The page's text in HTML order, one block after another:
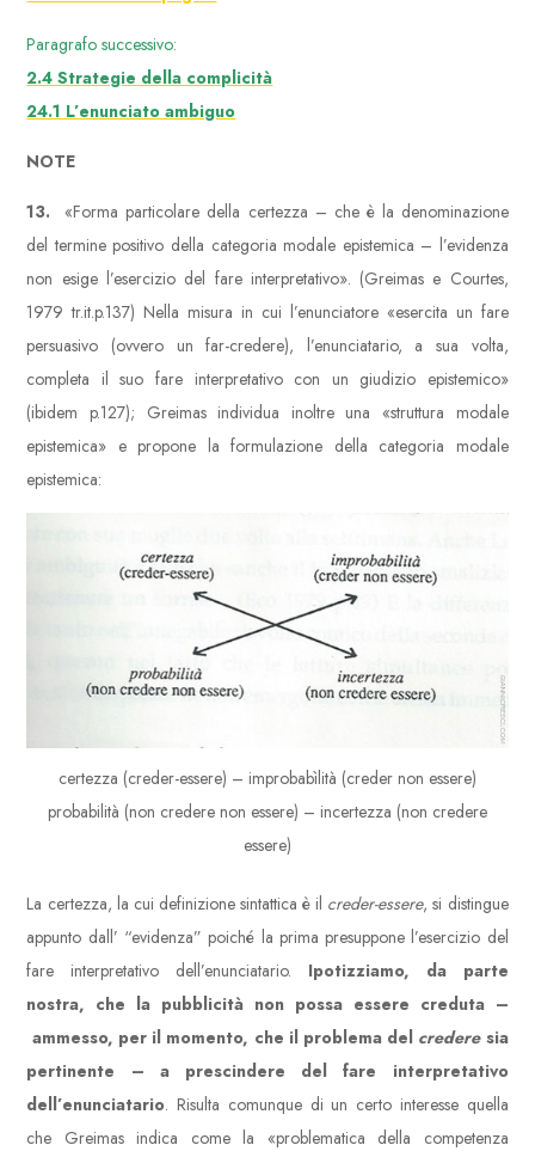
Paragrafo successivo:
2.4 Strategie della complicità
24.1 L’enunciato ambiguo
NOTE
13.«Forma particolare della certezza – che è la denominazione
del termine positivo della categoria modale epistemica – l’evidenza
non esige l’esercizio del fare interpretativo». (Greimas e Courtes,
1979 tr.it.p.137) Nella misura in cui l’enunciatore «esercita un fare
persuasivo (ovvero un far-credere), l’enunciatario, a sua volta,
completa il suo fare interpretativo con un giudizio epistemico»
(ibidem p.127); Greimas individua inoltre una «struttura modale
epistemica» e propone la formulazione della categoria modale
epistemica:
certezza (creder-essere) – improbabìlità (creder non essere)
probabilità (non credere non essere) – incertezza (non credere
essere)
La certezza, la cui definizione sintattica è il creder-essere, si distingue
appunto dall’ “evidenza” poiché la prima presuppone l’esercizio del
fare interpretativo dell’enunciatario. Ipotizziamo, da parte
nostra, che la pubblicità non possa essere creduta –
ammesso, per il momento, che il problema del crederesia
pertinente – a prescindere del fare interpretativo
dell’enunciatario. Risulta comunque di un certo interesse quella
che Greimas indica come la «problematica della competenza